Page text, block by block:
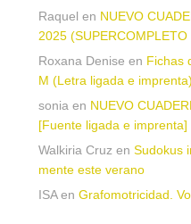
Raquel en NUEVO
2025 (SUPERCOMPLETO
Roxana Denise en Fichas
M (Letra ligada e imprenta)
sonia en NUEVO
[Fuente ligada e imprenta]
Walkiria Cruz en Sudokus
mente este verano
ISAen Grafomotricidad.